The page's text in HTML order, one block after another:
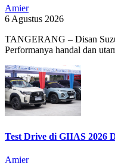
Amier
6 Agustus 2026
TANGERANG – Disan
Performanya handal dan
Test Drive di GIIAS 2026
Amier